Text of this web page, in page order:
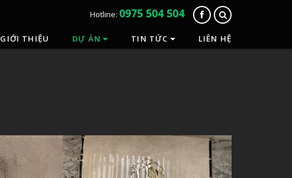
Hotline: 0975 504 504
GIỚI THIỆU DỰ ÁN TIN TỨC LIÊN HỆ